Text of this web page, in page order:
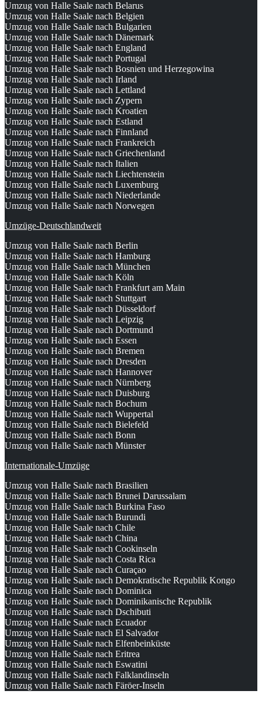
Umzug von Halle Saale nach Belarus
Umzug von Halle Saale nach Belgien
Umzug von Halle Saale nach Bulgarien
Umzug von Halle Saale nach Dänemark
Umzug von Halle Saale nach England
Umzug von Halle Saale nach Portugal
Umzug von Halle Saale nach Bosnien und Herzegowina
Umzug von Halle Saale nach Irland
Umzug von Halle Saale nach Lettland
Umzug von Halle Saale nach Zypern
Umzug von Halle Saale nach Kroatien
Umzug von Halle Saale nach Estland
Umzug von Halle Saale nach Finnland
Umzug von Halle Saale nach Frankreich
Umzug von Halle Saale nach Griechenland
Umzug von Halle Saale nach Italien
Umzug von Halle Saale nach Liechtenstein
Umzug von Halle Saale nach Luxemburg
Umzug von Halle Saale nach Niederlande
Umzug von Halle Saale nach Norwegen
Umzüge-Deutschlandweit
Umzug von Halle Saale nach Berlin
Umzug von Halle Saale nach Hamburg
Umzug von Halle Saale nach München
Umzug von Halle Saale nach Köln
Umzug von Halle Saale nach Frankfurt am Main
Umzug von Halle Saale nach Stuttgart
Umzug von Halle Saale nach Düsseldorf
Umzug von Halle Saale nach Leipzig
Umzug von Halle Saale nach Dortmund
Umzug von Halle Saale nach Essen
Umzug von Halle Saale nach Bremen
Umzug von Halle Saale nach Dresden
Umzug von Halle Saale nach Hannover
Umzug von Halle Saale nach Nürnberg
Umzug von Halle Saale nach Duisburg
Umzug von Halle Saale nach Bochum
Umzug von Halle Saale nach Wuppertal
Umzug von Halle Saale nach Bielefeld
Umzug von Halle Saale nach Bonn
Umzug von Halle Saale nach Münster
Internationale-Umzüge
Umzug von Halle Saale nach Brasilien
Umzug von Halle Saale nach Brunei Darussalam
Umzug von Halle Saale nach Burkina Faso
Umzug von Halle Saale nach Burundi
Umzug von Halle Saale nach Chile
Umzug von Halle Saale nach China
Umzug von Halle Saale nach Cookinseln
Umzug von Halle Saale nach Costa Rica
Umzug von Halle Saale nach Curaçao
Umzug von Halle Saale nach Demokratische Republik Kongo
Umzug von Halle Saale nach Dominica
Umzug von Halle Saale nach Dominikanische Republik
Umzug von Halle Saale nach Dschibuti
Umzug von Halle Saale nach Ecuador
Umzug von Halle Saale nach El Salvador
Umzug von Halle Saale nach Elfenbeinküste
Umzug von Halle Saale nach Eritrea
Umzug von Halle Saale nach Eswatini
Umzug von Halle Saale nach Falklandinseln
Umzug von Halle Saale nach Färöer-Inseln